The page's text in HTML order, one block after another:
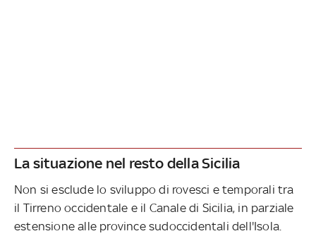
La situazione nel resto della Sicilia
Non si esclude lo sviluppo di rovesci e temporali tra
il Tirreno occidentale e il Canale di Sicilia, in parziale
estensione alle province sudoccidentali dell'Isola.